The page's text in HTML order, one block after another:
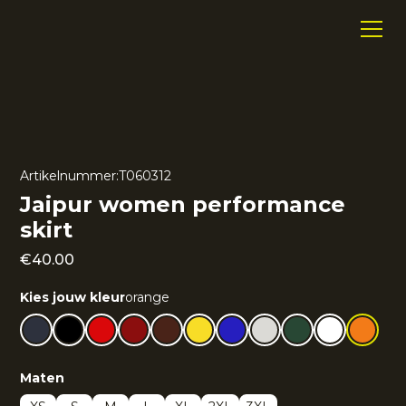
Artikelnummer:T060312
Jaipur women performance
skirt
€40.00
Kies jouw kleurorange
Maten